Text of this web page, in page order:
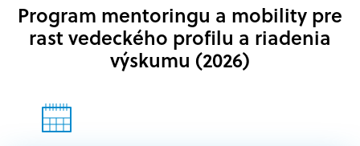
Program mentoringu a mobility pre
rast vedeckého profilu a riadenia
výskumu (2026)